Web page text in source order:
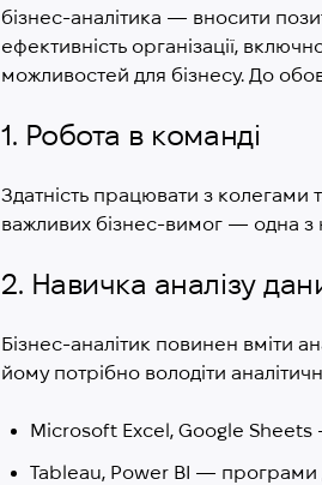
бізнес-аналітика — вносити
ефективність організації,
можливостей для бізнесу. До
1. Робота в команді
Здатність працювати з
важливих бізнес-вимог — одна з
2. Навичка аналізу
Бізнес-аналітик повинен вміти
йому потрібно володіти
Microsoft Excel, Google Sheets
Tableau, Power BI — програми